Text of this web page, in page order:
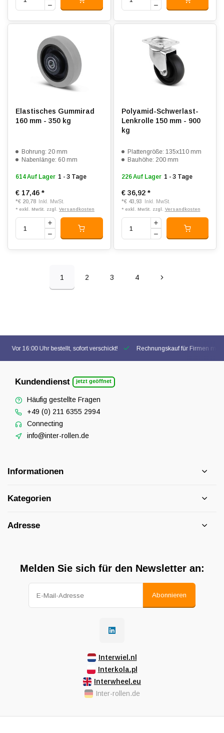
Elastisches Gummirad
160 mm - 350 kg
Bohrung: 20 mm
Nabenlänge: 60 mm
614 Auf Lager 1 - 3 Tage
€ 17,46 *
*€ 20,78 Inkl. MwSt.
* exkl. MwSt. zzgl. Versandkosten
Polyamid-Schwerlast-
Lenkrolle 150 mm - 900
kg
Plattengröße: 135x110 mm
Bauhöhe: 200 mm
226 Auf Lager 1 - 3 Tage
€ 36,92 *
*€ 43,93 Inkl. MwSt.
* exkl. MwSt. zzgl. Versandkosten
1 2 3 4
Vor 16:00 Uhr bestellt, sofort verschickt! Rechnungskauf für Firmen
Kundendienst jetzt geöffnet
Häufig gestellte Fragen
+49 (0) 211 6355 2994
Connecting
info@inter-rollen.de
Informationen
Kategorien
Adresse
Melden Sie sich für den Newsletter an:
Abonnieren
Interwiel.nl
Interkola.pl
Interwheel.eu
Inter-rollen.de